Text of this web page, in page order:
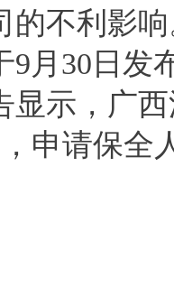
的不利影
9月30日发
显示，广
，申请保